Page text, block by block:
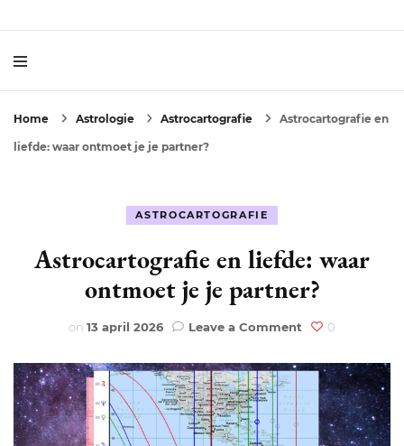
Home Astrologie Astrocartografie Astrocartografie en
liefde: waar ontmoet je je partner?
ASTROCARTOGRAFIE
Astrocartografie en liefde: waar
ontmoet je je partner?
on 13 april 2026 Leave a Comment on
en
liefde:
waar
ontmoet
0